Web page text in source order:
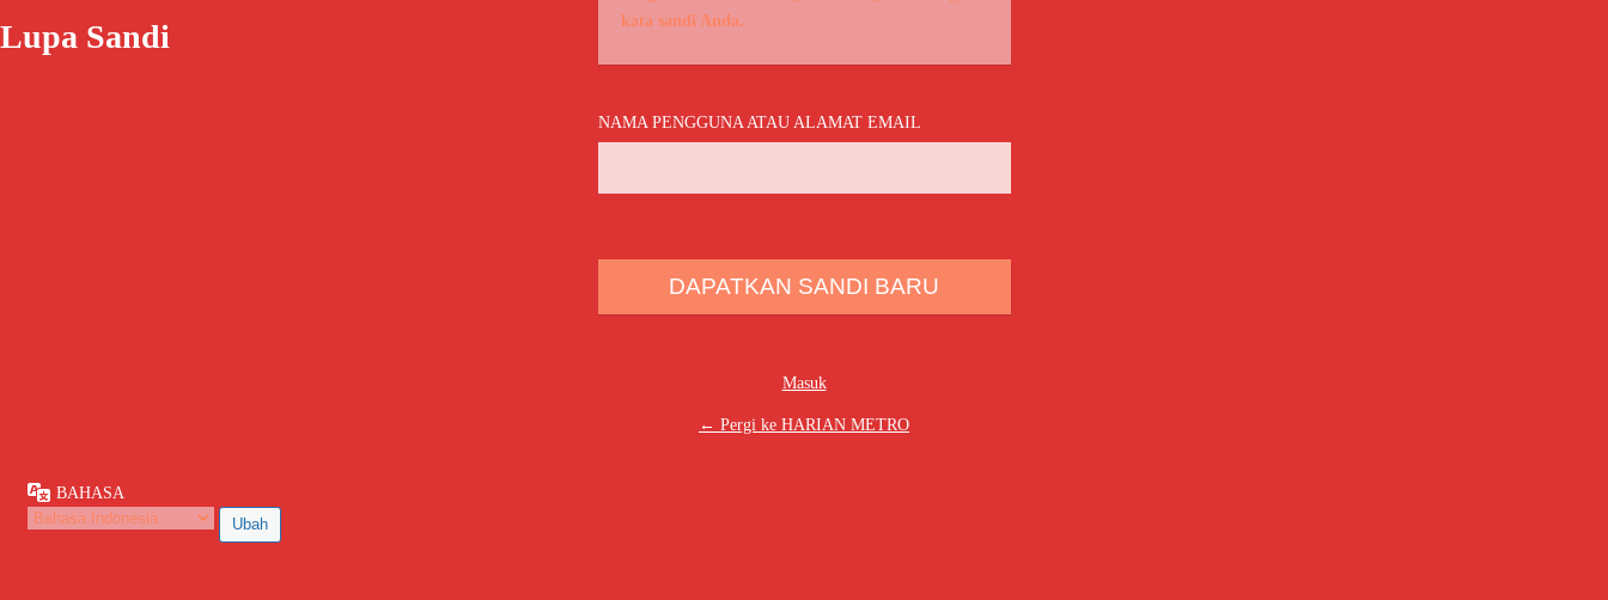
Lupa Sandi
kata sandi Anda.
NAMA PENGGUNA ATAU ALAMAT EMAIL
Masuk
← Pergi ke HARIAN METRO
BAHASA